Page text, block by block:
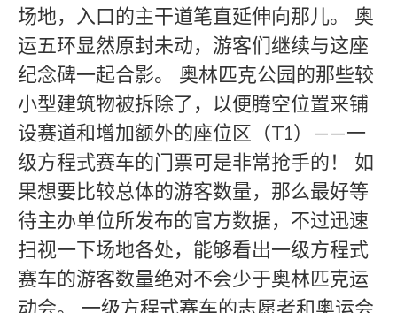
场地，入口的主干道笔直延伸向那儿。 奥
运五环显然原封未动，游客们继续与这座
纪念碑一起合影。 奥林匹克公园的那些较
小型建筑物被拆除了，以便腾空位置来铺
设赛道和增加额外的座位区（T1）——一
级方程式赛车的门票可是非常抢手的！ 如
果想要比较总体的游客数量，那么最好等
待主办单位所发布的官方数据，不过迅速
扫视一下场地各处，能够看出一级方程式
赛车的游客数量绝对不会少于奥林匹克运
动会。 一级方程式赛车的志愿者和奥运会